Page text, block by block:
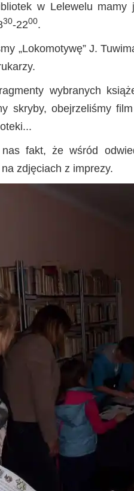
w Lelewelu
30-2200.
„Lokomotywę” J.
wybranych
skryby, obejrzeliśmy
nas fakt, że wśród
na zdjęciach z imprezy.